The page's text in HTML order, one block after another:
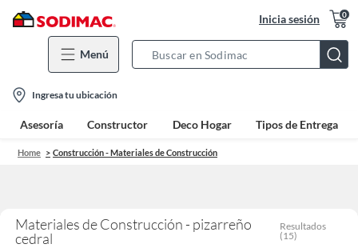
Inicia sesión 0
Menú
Bar
location-
icon
Ingresa tu ubicación
Asesoría Constructor Deco Hogar Tipos de Entrega
Home Construcción - Materiales de Construcción
Materiales de Construcción - pizarreño
cedral
Resultados
(15)